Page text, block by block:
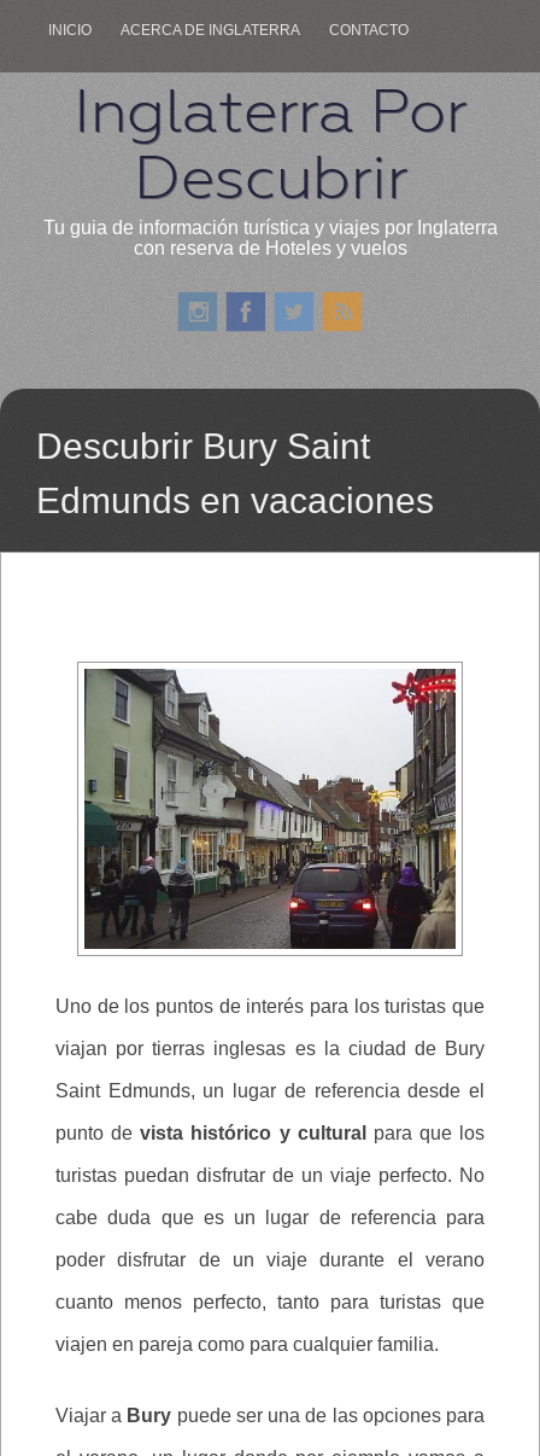
INICIO ACERCA DE INGLATERRA CONTACTO
Inglaterra Por
Descubrir
Tu guia de información turística y viajes por Inglaterra
con reserva de Hoteles y vuelos
Descubrir Bury Saint
Edmunds en vacaciones
Uno de los puntos de interés para los turistas que
viajan por tierras inglesas es la ciudad de Bury
Saint Edmunds, un lugar de referencia desde el
punto devista histórico y cultural para que los
turistas puedan disfrutar de un viaje perfecto. No
cabe duda que es un lugar de referencia para
poder disfrutar de un viaje durante el verano
cuanto menos perfecto, tanto para turistas que
viajen en pareja como para cualquier familia.
Viajar a Bury puede ser una de las opciones para